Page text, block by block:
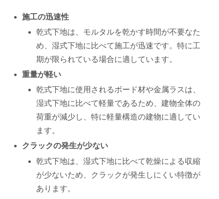
施工の迅速性
乾式下地は、モルタルを乾かす時間が不要なた
め、湿式下地に比べて施工が迅速です。特に工
期が限られている場合に適しています。
重量が軽い
乾式下地に使用されるボード材や金属ラスは、
湿式下地に比べて軽量であるため、建物全体の
荷重が減少し、特に軽量構造の建物に適してい
ます。
クラックの発生が少ない
乾式下地は、湿式下地に比べて乾燥による収縮
が少ないため、クラックが発生しにくい特徴が
あります。